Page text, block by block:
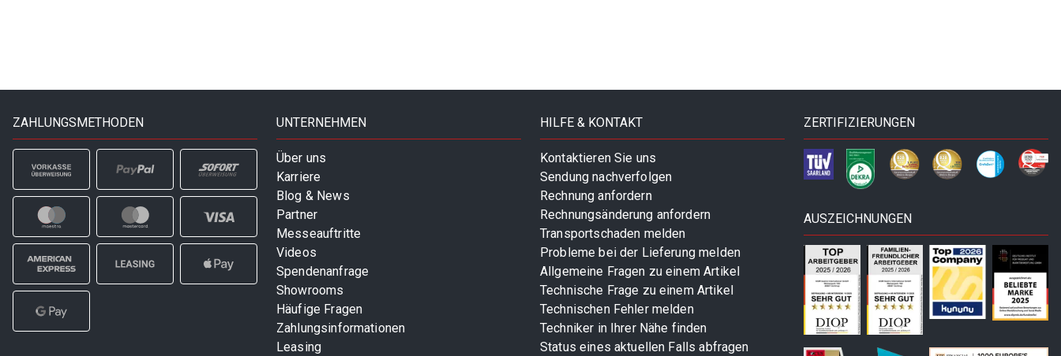
ZAHLUNGSMETHODEN UNTERNEHMEN
Über uns
Karriere
Blog & News
Partner
Messeauftritte
Videos
Spendenanfrage
Showrooms
Häufige Fragen
Zahlungsinformationen
Leasing
HILFE & KONTAKT
Kontaktieren Sie uns
Sendung nachverfolgen
Rechnung anfordern
Rechnungsänderung anfordern
Transportschaden melden
Probleme bei der Lieferung melden
Allgemeine Fragen zu einem Artikel
Technische Frage zu einem Artikel
Technischen Fehler melden
Techniker in Ihrer Nähe finden
Status eines aktuellen Falls abfragen
ZERTIFIZIERUNGEN
AUSZEICHNUNGEN